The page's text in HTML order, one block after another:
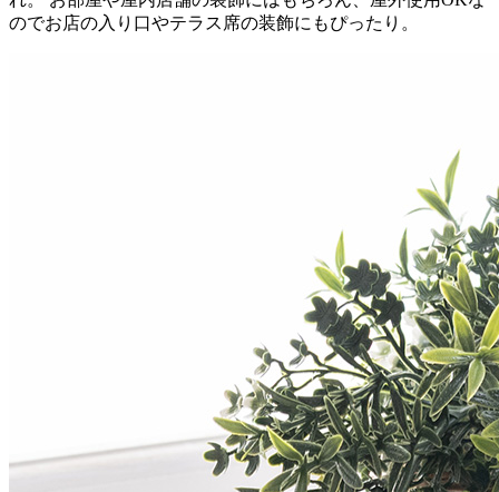
のでお店の入り口やテラス席の装飾にもぴったり。